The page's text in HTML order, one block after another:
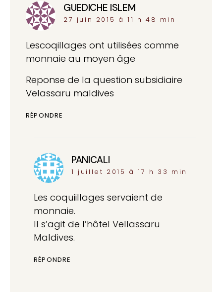
GUEDICHE ISLEM
27 juin 2015 à 11 h 48 min
Lescoqillages ont utilisées comme
monnaie au moyen âge
Reponse de la question subsidiaire
Velassaru maldives
RÉPONDRE
PANICALI
1 juillet 2015 à 17 h 33 min
Les coquiillages servaient de
monnaie.
Il s’agit de l’hôtel Vellassaru
Maldives.
RÉPONDRE